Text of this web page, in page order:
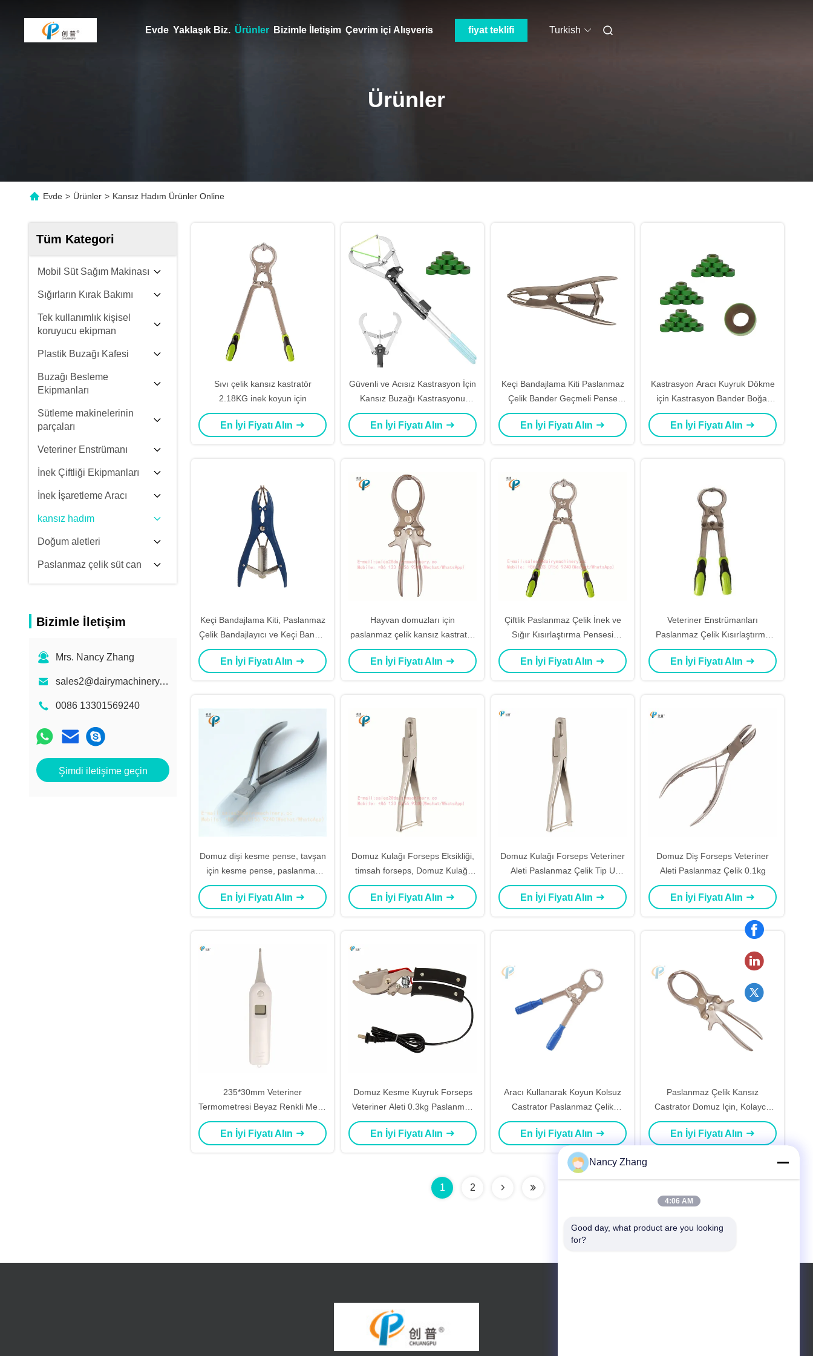
Evde Yaklaşık Biz. Ürünler Bizimle İletişim Çevrim içi Alışveris fiyat teklifi Turkish
Ürünler
Evde > Ürünler > Kansız Hadım Ürünler Online
Tüm Kategori
Mobil Süt Sağım Makinası
Sığırların Kırak Bakımı
Tek kullanımlık kişisel
koruyucu ekipman
Plastik Buzağı Kafesi
Buzağı Besleme
Ekipmanları
Sütleme makinelerinin
parçaları
Veteriner Enstrümanı
İnek Çiftliği Ekipmanları
İnek İşaretleme Aracı
kansız hadım
Doğum aletleri
Paslanmaz çelik süt can
Bizimle İletişim
Mrs. Nancy Zhang
sales2@dairymachinery.cc
0086 13301569240
Şimdi iletişime geçin
Sıvı çelik kansız kastratör
2.18KG inek koyun için
En İyi Fiyatı Alın
Güvenli ve Acısız Kastrasyon İçin
Kansız Buzağı Kastrasyonu
Kilitleme Mekanizmi
En İyi Fiyatı Alın
Keçi Bandajlama Kiti Paslanmaz
Çelik Bander Geçmeli Pense
Halka Montaj Aleti Balon
Genişletici Pense Aleti
En İyi Fiyatı Alın
Kastrasyon Aracı Kuyruk Dökme
için Kastrasyon Bander Boğa,
Boğa, Keçi, Koyun, Kolay
Uygulama
En İyi Fiyatı Alın
Keçi Bandajlama Kiti, Paslanmaz
Çelik Bandajlayıcı ve Keçi Bandaj
Halkaları, Balon Genişletme
Pensesi ve Keçi İçin Bandaj
En İyi Fiyatı Alın
Hayvan domuzları için
paslanmaz çelik kansız kastratör
Kastrasyon forsipler hızlı ve etkili
En İyi Fiyatı Alın
Çiftlik Paslanmaz Çelik İnek ve
Sığır Kısırlaştırma Pensesi
Burdizzo Tarzı Eğitim Amaçlı
En İyi Fiyatı Alın
Veteriner Enstrümanları
Paslanmaz Çelik Kısırlaştırma
Pensesi, Burdizzo Tarzı, 32cm
Uzunluk, Büyükbaş Koyun Keçi
En İyi Fiyatı Alın
Domuz dişi kesme pense, tavşan
için kesme pense, paslanmaz
çelik domuz dişleri kırpma
En İyi Fiyatı Alın
Domuz Kulağı Forseps Eksikliği,
timsah forseps, Domuz Kulağı
Etiketi, kulak rongeur forseps,
kulak forseps
En İyi Fiyatı Alın
Domuz Kulağı Forseps Veteriner
Aleti Paslanmaz Çelik Tip U
0.16kg
En İyi Fiyatı Alın
Domuz Diş Forseps Veteriner
Aleti Paslanmaz Çelik 0.1kg
En İyi Fiyatı Alın
235*30mm Veteriner
Termometresi Beyaz Renkli Metal
Prob Hd Lcd Ekran
En İyi Fiyatı Alın
Domuz Kesme Kuyruk Forseps
Veteriner Aleti 0.3kg Paslanmaz
Çelik
En İyi Fiyatı Alın
Aracı Kullanarak Koyun Kolsuz
Castrator Paslanmaz Çelik
Yetiştirme Çiftliği
En İyi Fiyatı Alın
Paslanmaz Çelik Kansız
Castrator Domuz Için, Kolayca
Işbirliği Çiftliği Castrate Aracı
En İyi Fiyatı Alın
1 2
Nancy Zhang
4:06 AM
Good day, what product are you looking
for?